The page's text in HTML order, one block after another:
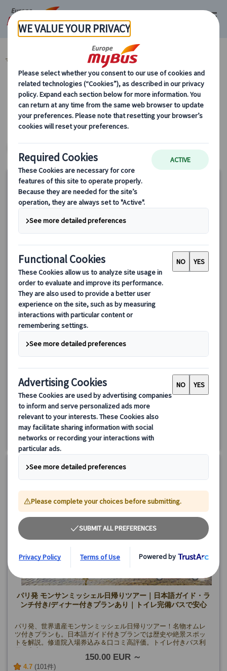
マイバス・ヨーロッパ 世界遺産 (8)
カテゴリーから探す
世界遺産
15%
OFF
【優先入場】ベルサイユ宮殿観光ツアー（日本語ガイド）｜庭
園＆トリアノン宮殿見学・ランチプランあり
パリ発ベルサイユ宮殿ツアー。日本語ガイド同行＆優先入場で宮
殿内部を効率よく見学。午後は庭園とトリアノン宮殿まで楽しめ
る「1日満喫プラン」やカフェランチ付きプランも選択可能です。
4.7 (43件)
詳細を見る
【午前プラン/カフェランチ付きプラン/庭園＆トリアノン宮殿
見学プラン】火・木・土曜・特定の日曜日、12/27(7/14、9/17・
19を除く)(*ランチ付きプランは12/24・31も除く)
催行確定日
《8月》6日、8日、9日、11日、13日、15日、16日、18日、20
日、23日、25日
《9月》1日、3日、5日、8日、10日、12日、13日、15日、22日、
24日、26日
《10月》1日、3日、6日、8日、10日、13日、20日、22日、24
日、27日
《11月》5日、24日
【午後プラン】
催行確定日
《8月》7日、12日、14日、19日、21日、26日、28日
《9月》2日、4日、9日、11日、16日、18日、23日、25日、30日
《10月》2日、9日、14日、23日、28日、30日
【午前プラン】4時間15分（香水博物館立寄りなしの場合は3
時間50分）
【カフェランチ付きプラン】+ランチ時間
【午後プラン】4時間
15%
パリ発 モンサンミッシェル日帰りツアー｜日本語ガイド・ラ
ンチ付き/ディナー付きプランあり｜トイレ完備バスで安心
パリ発、世界遺産モンサンミッシェル日帰りツアー！名物オムレ
ツ付きプランも。日本語ガイド付きプランでは歴史や絶景スポッ
トを解説。修道院入場券込み＆口コミ高評価。トイレ付きバス利
150.00 EUR
4.7 (101件)